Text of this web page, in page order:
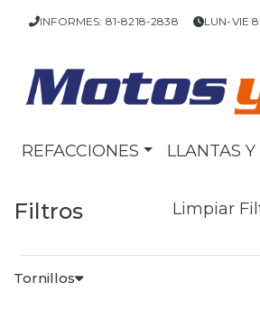
INFORMES: 81-8218-2838 LUN-VIE
REFACCIONES LLANTAS
Filtros Limpiar
Tornillos